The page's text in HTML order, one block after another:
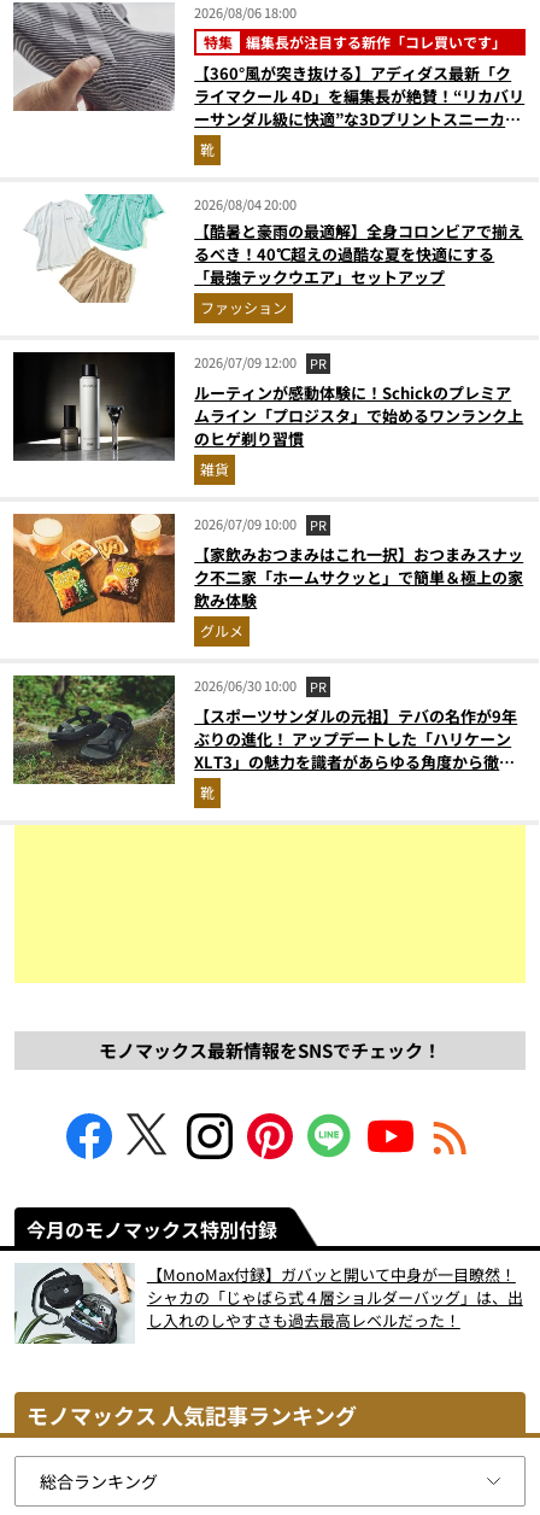
2026/08/06 18:00
特集 編集長が注目する新作「コレ買いです」
【360°風が突き抜ける】アディダス最新「ク
ライマクール 4D」を編集長が絶賛！“リカバリ
ーサンダル級に快適”な3Dプリントスニーカー
『コレ買いです』Vol.173
靴
2026/08/04 20:00
【酷暑と豪雨の最適解】全身コロンビアで揃え
るべき！40℃超えの過酷な夏を快適にする
「最強テックウエア」セットアップ
ファッション
2026/07/09 12:00 PR
ルーティンが感動体験に！Schickのプレミア
ムライン「プロジスタ」で始めるワンランク上
のヒゲ剃り習慣
雑貨
2026/07/09 10:00 PR
【家飲みおつまみはこれ一択】おつまみスナッ
ク不二家「ホームサクッと」で簡単＆極上の家
飲み体験
グルメ
2026/06/30 10:00 PR
【スポーツサンダルの元祖】テバの名作が9年
ぶりの進化！ アップデートした「ハリケーン
XLT3」の魅力を識者があらゆる角度から徹底
解説！
靴
モノマックス最新情報をSNSでチェック！
今月のモノマックス特別付録
【MonoMax付録】ガバッと開いて中身が一目瞭然！
シャカの「じゃばら式４層ショルダーバッグ」は、出
し入れのしやすさも過去最高レベルだった！
モノマックス 人気記事ランキング